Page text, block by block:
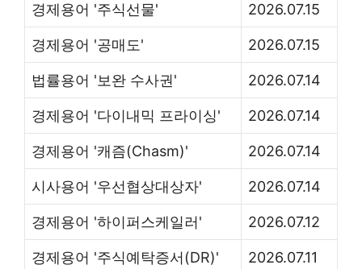
경제용어 '주식선물' 2026.07.15
경제용어 '공매도' 2026.07.15
법률용어 '보완 수사권' 2026.07.14
경제용어 '다이내믹 프라이싱' 2026.07.14
경제용어 '캐즘(Chasm)' 2026.07.14
시사용어 '우선협상대상자' 2026.07.14
경제용어 '하이퍼스케일러' 2026.07.12
경제용어 '주식예탁증서(DR)' 2026.07.11